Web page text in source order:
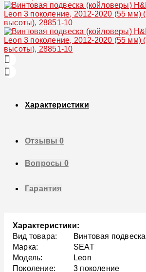
Характеристики
Отзывы0
Вопросы 0
Гарантия
Характеристики:
Вид товара:
Винтовая подвеска
Марка:
SEAT
Модель:
Leon
Поколение:
3 поколение